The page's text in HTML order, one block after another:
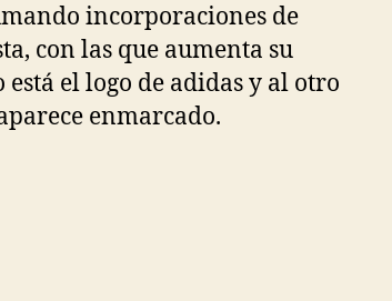
incorporaciones de
con las que aumenta su
está el logo de adidas y al otro
enmarcado.